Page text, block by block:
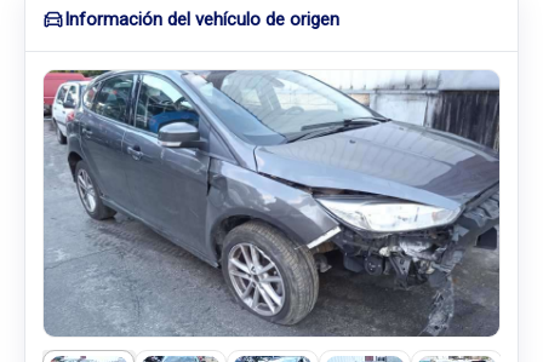
Información del vehículo de origen